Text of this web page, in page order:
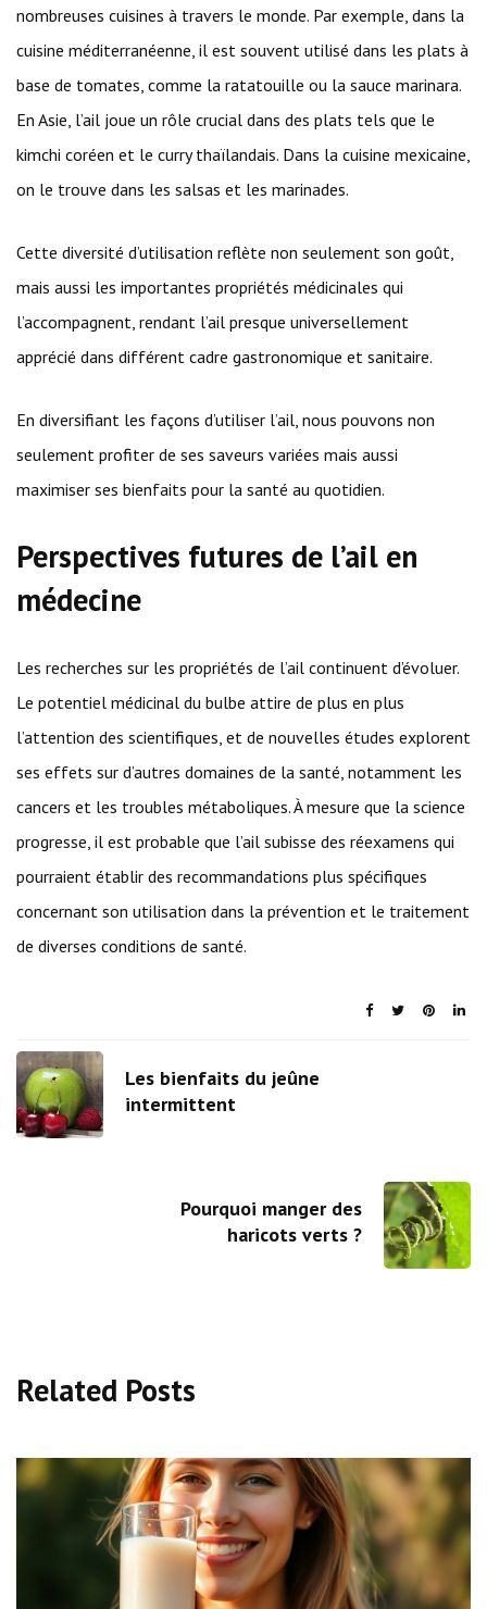
nombreuses cuisines à travers le monde. Par exemple, dans la
cuisine méditerranéenne, il est souvent utilisé dans les plats à
base de tomates, comme la ratatouille ou la sauce marinara.
En Asie, l’ail joue un rôle crucial dans des plats tels que le
kimchi coréen et le curry thaïlandais. Dans la cuisine mexicaine,
on le trouve dans les salsas et les marinades.
Cette diversité d’utilisation reflète non seulement son goût,
mais aussi les importantes propriétés médicinales qui
l’accompagnent, rendant l’ail presque universellement
apprécié dans différent cadre gastronomique et sanitaire.
En diversifiant les façons d’utiliser l’ail, nous pouvons non
seulement profiter de ses saveurs variées mais aussi
maximiser ses bienfaits pour la santé au quotidien.
Perspectives futures de l’ail en
médecine
Les recherches sur les propriétés de l’ail continuent d’évoluer.
Le potentiel médicinal du bulbe attire de plus en plus
l’attention des scientifiques, et de nouvelles études explorent
ses effets sur d’autres domaines de la santé, notamment les
cancers et les troubles métaboliques. À mesure que la science
progresse, il est probable que l’ail subisse des réexamens qui
pourraient établir des recommandations plus spécifiques
concernant son utilisation dans la prévention et le traitement
de diverses conditions de santé.
Les bienfaits du jeûne
intermittent
Pourquoi manger des
haricots verts ?
Related Posts